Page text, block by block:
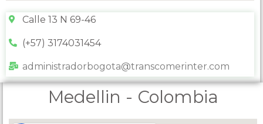
Calle 13 N 69-46
(+57) 3174031454
administradorbogota@transcomerinter.com
Medellin - Colombia